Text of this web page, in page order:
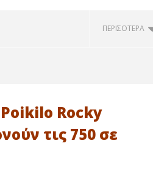
ΠΕΡΙΣΟΤΕΡΑ
Rocky
τις 750 σε